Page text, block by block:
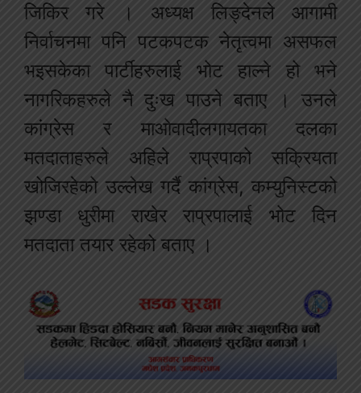
जिकिर गरे । अध्यक्ष लिङ्देनले आगामी
निर्वाचनमा पनि पटकपटक नेतृत्वमा असफल
भइसकेका पार्टीहरुलाई भोट हाल्ने हो भने
नागरिकहरुले नै दुःख पाउने बताए । उनले
कांग्रेस र माओवादीलगायतका दलका
मतदाताहरुले अहिले राप्रपाको सक्रियता
खोजिरहेको उल्लेख गर्दै कांग्रेस, कम्युनिस्टको
झण्डा धुरीमा राखेर राप्रपालाई भोट दिन
मतदाता तयार रहेको बताए ।